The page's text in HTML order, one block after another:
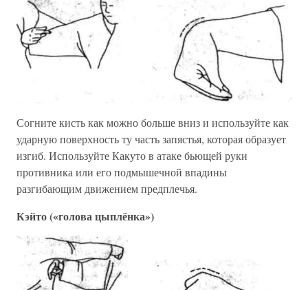
Согните кисть как можно больше вниз и используйте как
ударную поверхность ту часть запястья, которая образует
изгиб. Используйте Какуто в атаке бьющей руки
противника или его подмышечной впадины
разгибающим движением предплечья.
Кэйто («голова цыплёнка»)